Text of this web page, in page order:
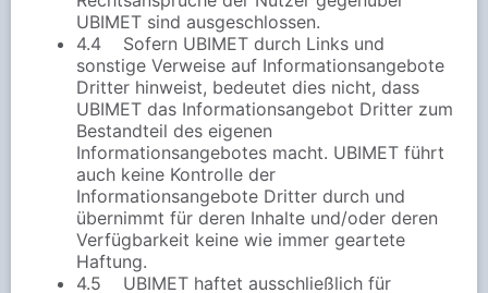
UBIMET sind ausgeschlossen.
4.4 Sofern UBIMET durch Links und
sonstige Verweise auf Informationsangebote
Dritter hinweist, bedeutet dies nicht, dass
UBIMET das Informationsangebot Dritter zum
Bestandteil des eigenen
Informationsangebotes macht. UBIMET führt
auch keine Kontrolle der
Informationsangebote Dritter durch und
übernimmt für deren Inhalte und/oder deren
Verfügbarkeit keine wie immer geartete
Haftung.
4.5 UBIMET haftet ausschließlich für